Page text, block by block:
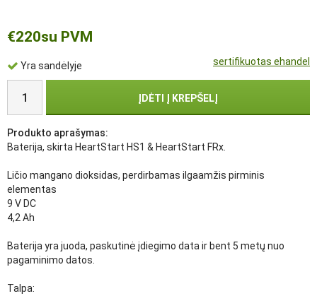
sertifikuotas ehandel
€220su PVM
Yra sandėlyje
ĮDĖTI Į KREPŠELĮ
Produkto aprašymas:
Baterija, skirta HeartStart HS1 & HeartStart FRx.
Ličio mangano dioksidas, perdirbamas ilgaamžis pirminis
elementas
9 V DC
4,2 Ah
Baterija yra juoda, paskutinė įdiegimo data ir bent 5 metų nuo
pagaminimo datos.
Talpa: